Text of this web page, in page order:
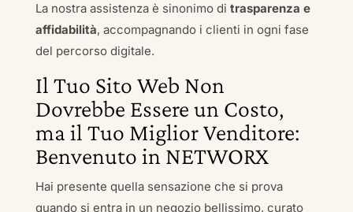
La nostra assistenza è sinonimo di trasparenza e
affidabilità, accompagnando i clienti in ogni fase
del percorso digitale.
Il Tuo Sito Web Non
Dovrebbe Essere un Costo,
ma il Tuo Miglior Venditore:
Benvenuto in NETWORX
Hai presente quella sensazione che si prova
quando si entra in un negozio bellissimo, curato